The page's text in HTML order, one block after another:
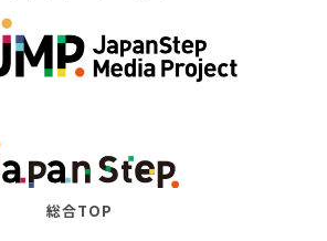
総合TOP